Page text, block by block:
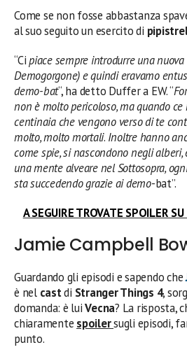
Come se non fosse abbastanza
al suo seguito un esercito di
“Cipiace sempre introdurre una
Demogorgone) e quindi eravamo
demo-bat“, ha detto Duffer a EW. “
non è molto pericoloso, ma quando
centinaia che vengono verso di te
molto, molto mortali. Inoltre hanno
come spie, si nascondono negli
una mente alveare nel Sottosopra,
sta succedendo grazie ai demo-bat”.
A SEGUIRE TROVATE SPOILER
Jamie Campbell
Guardando gli episodi e sapendo che
è nelcastdi Stranger Things 4,
domanda: è luiVecna? La risposta,
chiaramente spoilersugli episodi,
punto.